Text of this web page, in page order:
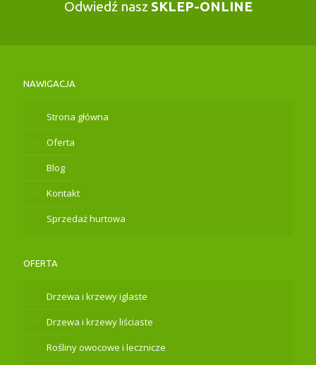
Odwiedź nasz SKLEP-ONLINE
NAWIGACJA
Strona główna
Oferta
Blog
Kontakt
Sprzedaż hurtowa
OFERTA
Drzewa i krzewy iglaste
Drzewa i krzewy liściaste
Rośliny owocowe i lecznicze